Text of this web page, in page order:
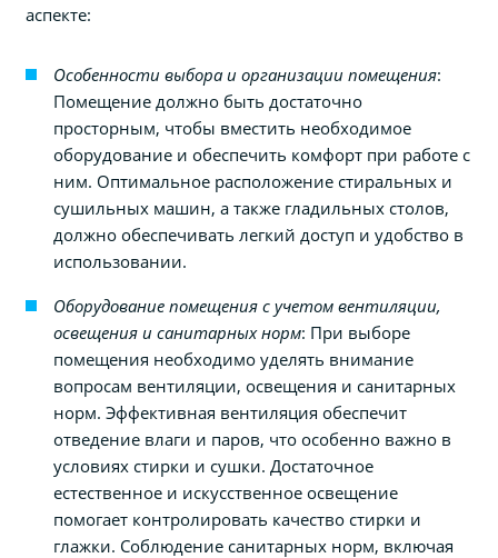
аспекте:
Особенности выбора и организации помещения:
Помещение должно быть достаточно
просторным, чтобы вместить необходимое
оборудование и обеспечить комфорт при работе с
ним. Оптимальное расположение стиральных и
сушильных машин, а также гладильных столов,
должно обеспечивать легкий доступ и удобство в
использовании.
Оборудование помещения с учетом вентиляции,
освещения и санитарных норм: При выборе
помещения необходимо уделять внимание
вопросам вентиляции, освещения и санитарных
норм. Эффективная вентиляция обеспечит
отведение влаги и паров, что особенно важно в
условиях стирки и сушки. Достаточное
естественное и искусственное освещение
помогает контролировать качество стирки и
глажки. Соблюдение санитарных норм, включая